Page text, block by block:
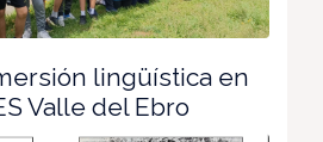
lingüística en
Valle del Ebro